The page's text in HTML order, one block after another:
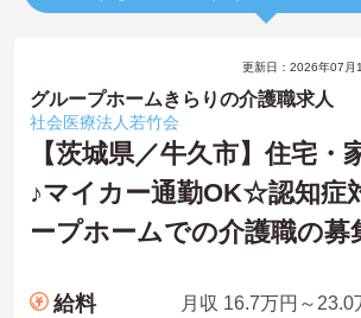
更新日：2026年07月
グループホームきらりの介護職求人
社会医療法人若竹会
【茨城県／牛久市】住宅・
♪マイカー通勤OK☆認知症
ープホームでの介護職の募
給料